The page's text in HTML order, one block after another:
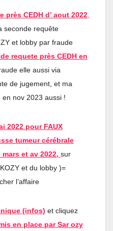
près CEDH d’ aout 2022,
seconde requête
et lobby par fraude
requete près CEDH en
elle aussi via
de jugement, et ma
nov 2023 aussi !
2022 pour FAUX
tumeur cérébrale
et av 2022, sur
et du lobby )=
l’affaire
(infos) et cliquez
en place par Sar ozy